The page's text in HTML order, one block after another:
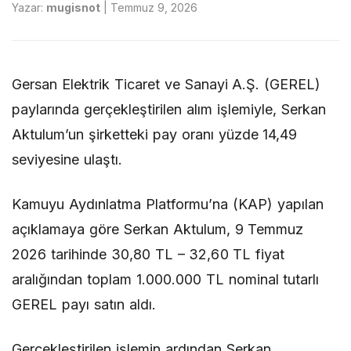
Yazar: mugisnot Temmuz 9, 2026
Gersan Elektrik Ticaret ve Sanayi A.Ş. (GEREL)
paylarında gerçekleştirilen alım işlemiyle, Serkan
Aktulum’un şirketteki pay oranı yüzde 14,49
seviyesine ulaştı.
Kamuyu Aydınlatma Platformu’na (KAP) yapılan
açıklamaya göre Serkan Aktulum, 9 Temmuz
2026 tarihinde 30,80 TL – 32,60 TL fiyat
aralığından toplam 1.000.000 TL nominal tutarlı
GEREL payı satın aldı.